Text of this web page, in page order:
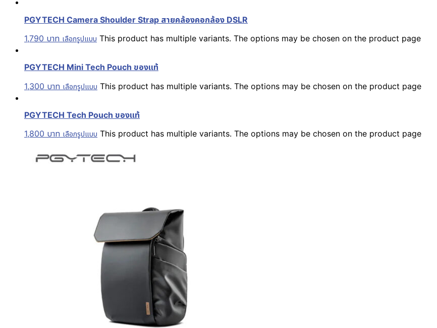
PGYTECH Camera Shoulder Strap สายคล้องคอกล้อง DSLR
1,790 บาท เลือกรูปแบบ This product has multiple variants. The options may be chosen on the product page
PGYTECH Mini Tech Pouch ของแท้
1,300 บาท เลือกรูปแบบ This product has multiple variants. The options may be chosen on the product page
PGYTECH Tech Pouch ของแท้
1,800 บาท เลือกรูปแบบ This product has multiple variants. The options may be chosen on the product page